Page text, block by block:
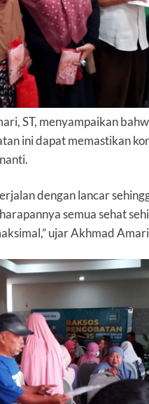
ST, menyampaikan
ini dapat memastikan
dengan lancar
semua sehat
ujar Akhmad